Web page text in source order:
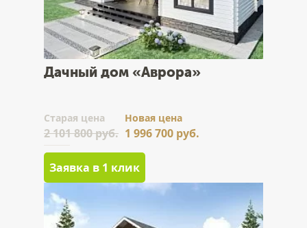
Дачный дом «Аврора»
Cтарая цена
2 101 800 руб.
Новая цена
1 996 700 руб.
Заявка в 1 клик